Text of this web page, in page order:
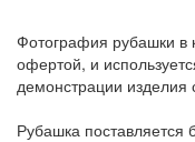
Фотография рубашки в
офертой, и
демонстрации изделия
Рубашка поставляется